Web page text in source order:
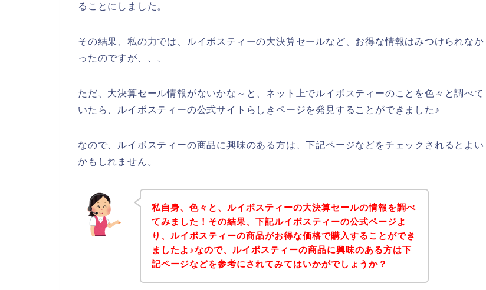
ることにしました。
その結果、私の力では、ルイボスティーの大決算セールなど、お得な情報はみつけられなか
ったのですが、、、
ただ、大決算セール情報がないかな～と、ネット上でルイボスティーのことを色々と調べて
いたら、ルイボスティーの公式サイトらしきページを発見することができました♪
なので、ルイボスティーの商品に興味のある方は、下記ページなどをチェックされるとよい
かもしれません。
私自身、色々と、ルイボスティーの大決算セールの情報を調べ
てみました！その結果、下記ルイボスティーの公式ページよ
り、ルイボスティーの商品がお得な価格で購入することができ
ましたよ♪なので、ルイボスティーの商品に興味のある方は下
記ページなどを参考にされてみてはいかがでしょうか？